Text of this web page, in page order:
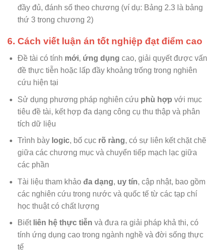
đầy đủ, đánh số theo chương (ví dụ: Bảng 2.3 là bảng
thứ 3 trong chương 2)
6. Cách viết luận án tốt nghiệp đạt điểm cao
Đề tài có tính mới, ứng dụng cao, giải quyết được vấn
đề thực tiễn hoặc lấp đầy khoảng trống trong nghiên
cứu hiện tại
Sử dụng phương pháp nghiên cứu phù hợp với mục
tiêu đề tài, kết hợp đa dạng công cụ thu thập và phân
tích dữ liệu
Trình bày logic, bố cục rõ ràng, có sự liên kết chặt chẽ
giữa các chương mục và chuyển tiếp mạch lạc giữa
các phần
Tài liệu tham khảo đa dạng, uy tín, cập nhật, bao gồm
các nghiên cứu trong nước và quốc tế từ các tạp chí
học thuật có chất lượng
Biết liên hệ thực tiễn và đưa ra giải pháp khả thi, có
tính ứng dụng cao trong ngành nghề và đời sống thực
tế